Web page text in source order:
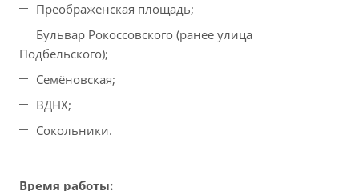
Преображенская площадь;
Бульвар Рокоссовского (ранее улица
Подбельского);
Семёновская;
ВДНХ;
Сокольники.
Время работы: